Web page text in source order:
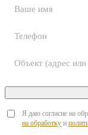
Я даю согласие на
на обработку и